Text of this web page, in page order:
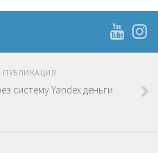
систему Yandex деньги